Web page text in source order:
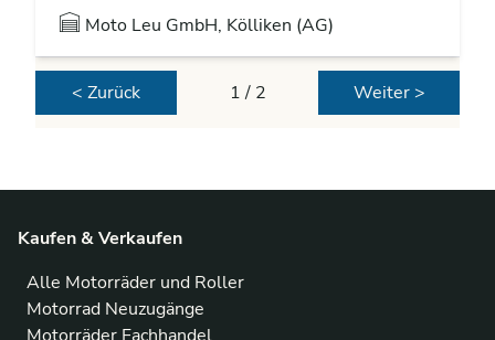
Moto Leu GmbH, Kölliken (AG)
< Zurück 1 / 2 Weiter >
Kaufen & Verkaufen
Alle Motorräder und Roller
Motorrad Neuzugänge